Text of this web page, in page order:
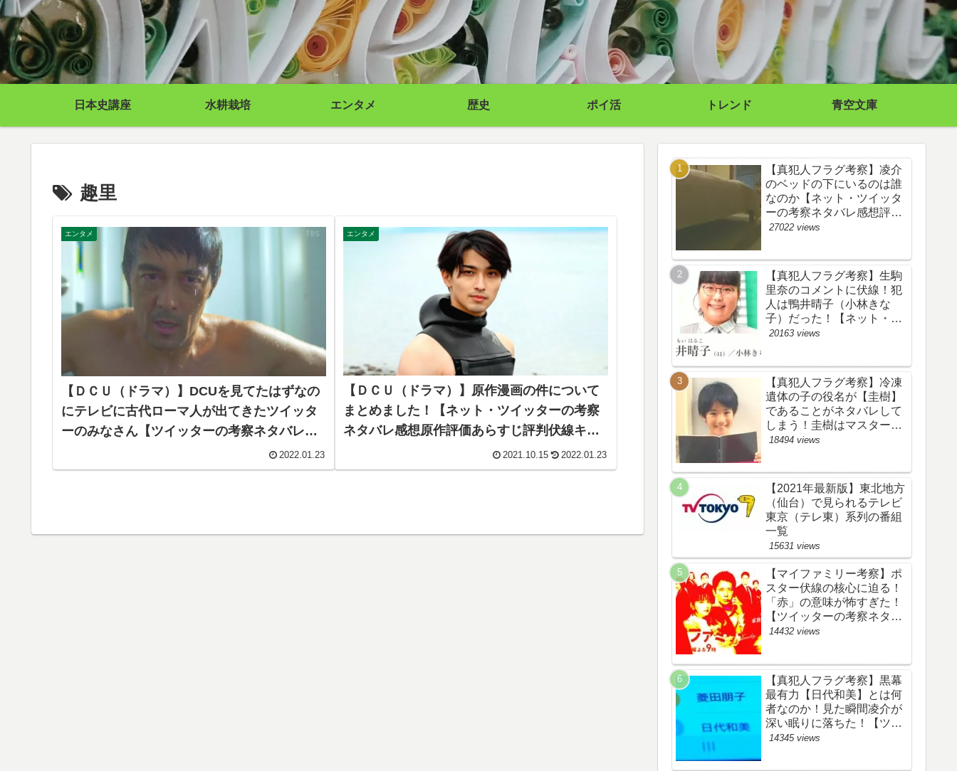
日本史講座 水耕栽培 エンタメ 歴史 ポイ活 トレンド 青空文庫
趣里
エンタメ
【ＤＣＵ（ドラマ）】DCUを見てたはずなの
にテレビに古代ローマ人が出てきたツイッタ
ーのみなさん【ツイッターの考察ネタバレ感
想原作評価あらすじ評判伏線キャスト批判脚
本犯人黒幕まとめ・横浜流星・阿部寛・日曜
2022.01.23
エンタメ
【ＤＣＵ（ドラマ）】原作漫画の件について
まとめました！【ネット・ツイッターの考察
ネタバレ感想原作評価あらすじ評判伏線キャ
スト批判脚本犯人黒幕まとめ・横浜流星・阿
部寛・日曜劇場・ＴＢＳ】
2021.10.15 2022.01.23
【真犯人フラグ考察】凌介
のベッドの下にいるのは誰
なのか【ネット・ツイッタ
ーの考察ネタバレ感想評価
評判あらすじ原作犯人キャ
27022 views
【真犯人フラグ考察】生駒
里奈のコメントに伏線！犯
人は鴨井晴子（小林きな
子）だった！【ネット・ツ
イッターの考察ネタバレ感
め・鴨居晴子】
20163 views
【真犯人フラグ考察】冷凍
遺体の子の役名が【圭樹】
であることがネタバレして
しまう！圭樹はマスター日
野渉とバタコの子供か！
作犯人キャスト黒幕伏線ま
とめ】
18494 views
【2021年最新版】東北地方
（仙台）で見られるテレビ
東京（テレ東）系列の番組
一覧
15631 views
【マイファミリー考察】ポ
スター伏線の核心に迫る！
「赤」の意味が怖すぎた！
【ツイッターの考察ネタバ
レ評価黒幕評判感想批判原
14432 views
【真犯人フラグ考察】黒幕
最有力【日代和美】とは何
者なのか！見た瞬間凌介が
深い眠りに落ちた！【ツイ
ッターの考察ネタバレ感想
14345 views